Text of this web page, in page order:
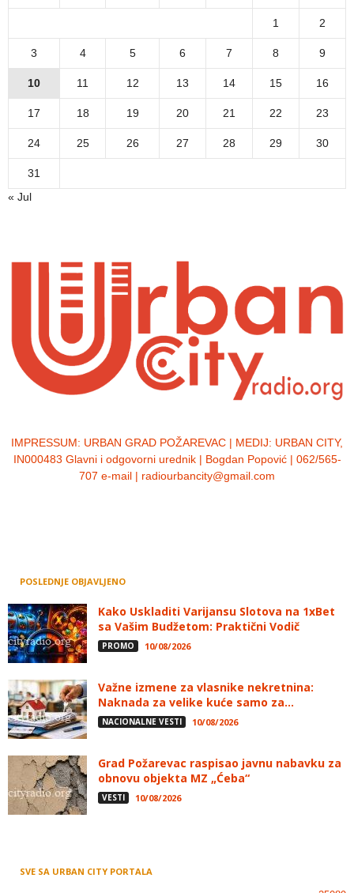
1 2
3 4 5 6 7 8 9
10 11 12 13 14 15 16
17 18 19 20 21 22 23
24 25 26 27 28 29 30
31
« Jul
IMPRESSUM: URBAN GRAD POŽAREVAC | MEDIJ: URBAN CITY,
IN000483 Glavni i odgovorni urednik | Bogdan Popović | 062/565-
707 e-mail | radiourbancity@gmail.com
POSLEDNJE OBJAVLJENO
Kako Uskladiti Varijansu Slotova na 1xBet
sa Vašim Budžetom: Praktični Vodič
PROMO 10/08/2026
Važne izmene za vlasnike nekretnina:
Naknada za velike kuće samo za...
NACIONALNE VESTI 10/08/2026
Grad Požarevac raspisao javnu nabavku za
obnovu objekta MZ „Ćeba“
VESTI 10/08/2026
SVE SA URBAN CITY PORTALA